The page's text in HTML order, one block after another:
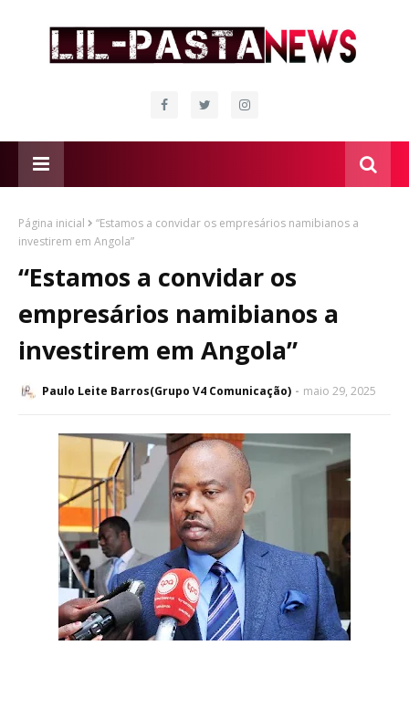
Página inicial
“Estamos a convidar os empresários namibianos a
investirem em Angola”
“Estamos a convidar os
empresários namibianos a
investirem em Angola”
Paulo Leite Barros(Grupo V4 Comunicação) maio 29, 2025